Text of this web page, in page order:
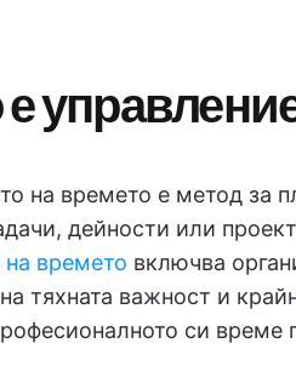
е
на времето е метод за
дейности или
на времето включва
тяхната важност и
си време